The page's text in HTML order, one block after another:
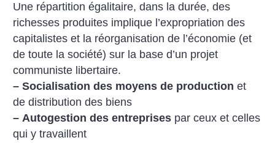
Une répartition égalitaire, dans la durée, des
richesses produites implique l’expropriation des
capitalistes et la réorganisation de l’économie (et
de toute la société) sur la base d’un projet
communiste libertaire.
– Socialisation des moyens de production et
de distribution des biens
– Autogestion des entreprises par ceux et celles
qui y travaillent